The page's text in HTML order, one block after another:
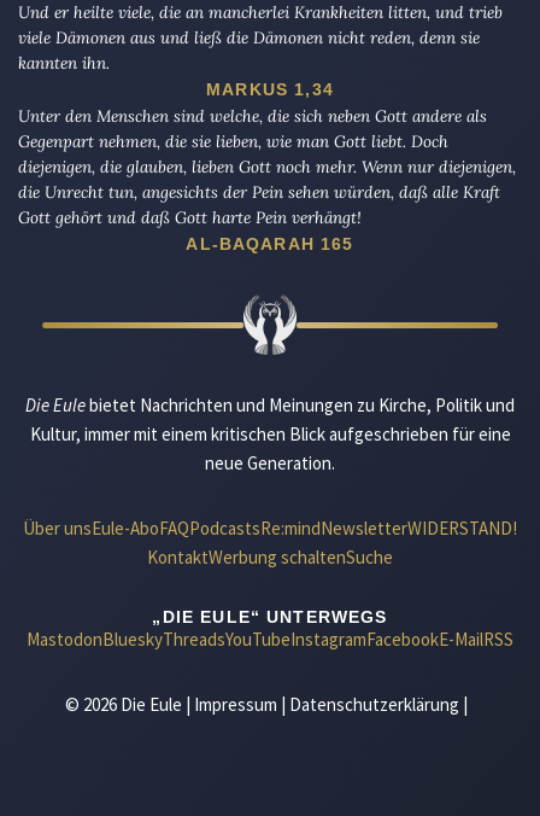
Und er heilte viele, die an mancherlei Krankheiten litten, und trieb
viele Dämonen aus und ließ die Dämonen nicht reden, denn sie
kannten ihn.
MARKUS 1,34
Unter den Menschen sind welche, die sich neben Gott andere als
Gegenpart nehmen, die sie lieben, wie man Gott liebt. Doch
diejenigen, die glauben, lieben Gott noch mehr. Wenn nur diejenigen,
die Unrecht tun, angesichts der Pein sehen würden, daß alle Kraft
Gott gehört und daß Gott harte Pein verhängt!
AL-BAQARAH 165
Die Eulebietet Nachrichten und Meinungen zu Kirche, Politik und
Kultur, immer mit einem kritischen Blick aufgeschrieben für eine
neue Generation.
Über unsEule-AboFAQPodcastsRe:mindNewsletterWIDERSTAND!
KontaktWerbung schaltenSuche
„DIE EULE“ UNTERWEGS
MastodonBlueskyThreadsYouTubeInstagramFacebookE-MailRSS
© 2026 Die Eule | Impressum Datenschutzerklärung